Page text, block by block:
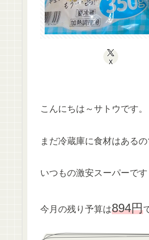
X
こんにちは～サトウです。
まだ冷蔵庫に食材はある
いつもの激安スーパーです
今月の残り予算は894円